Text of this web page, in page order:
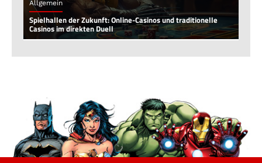
Allgemein
Spielhallen der Zukunft: Online-Casinos und traditionelle
Casinos im direkten Duell